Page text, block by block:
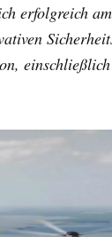
erfolgreich